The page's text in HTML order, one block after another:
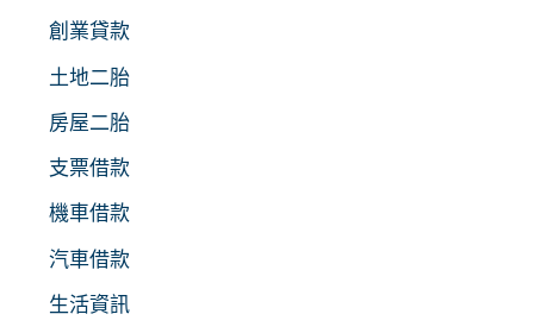
創業貸款
土地二胎
房屋二胎
支票借款
機車借款
汽車借款
生活資訊